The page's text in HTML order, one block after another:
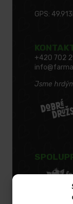
GPS:
+420 702
Jsme